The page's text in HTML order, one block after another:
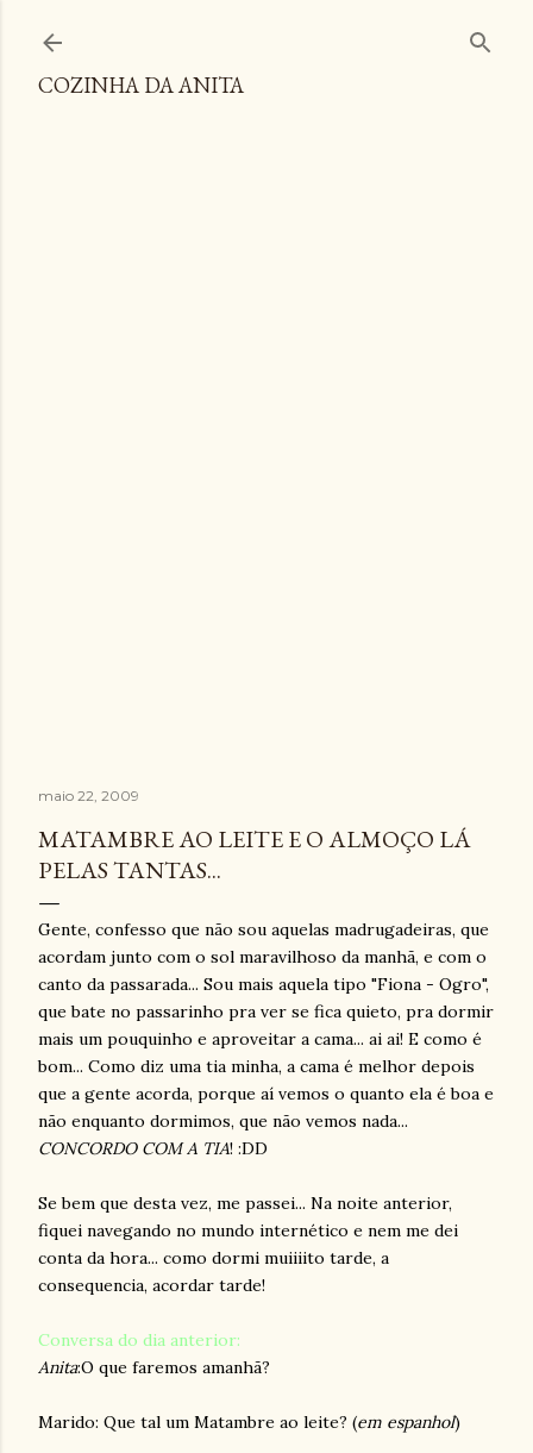
COZINHA DA ANITA
maio 22, 2009
MATAMBRE AO LEITE E O ALMOÇO LÁ
PELAS TANTAS...
Gente, confesso que não sou aquelas madrugadeiras, que
acordam junto com o sol maravilhoso da manhã, e com o
canto da passarada... Sou mais aquela tipo "Fiona - Ogro",
que bate no passarinho pra ver se fica quieto, pra dormir
mais um pouquinho e aproveitar a cama... ai ai! E como é
bom... Como diz uma tia minha, a cama é melhor depois
que a gente acorda, porque aí vemos o quanto ela é boa e
não enquanto dormimos, que não vemos nada...
CONCORDO COM A TIA! :DD
Se bem que desta vez, me passei... Na noite anterior,
fiquei navegando no mundo internético e nem me dei
conta da hora... como dormi muiiiito tarde, a
consequencia, acordar tarde!
Conversa do dia anterior:
Anita:O que faremos amanhã?
Marido: Que tal um Matambre ao leite? (em espanhol)